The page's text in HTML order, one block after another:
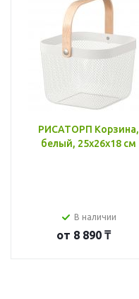
РИСАТОРП Корзина,
белый, 25x26x18 см
В наличии
от 8 890 ₸